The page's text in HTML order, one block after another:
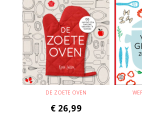
DE ZOETE OVEN
€ 26,99